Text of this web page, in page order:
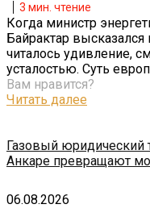
Газовый юридический
Анкаре превращают
3 мин. чтение
Когда министр
Байрактар
читалось удивление,
усталостью. Суть
Вам нравится?
Читать далее
06.08.2026